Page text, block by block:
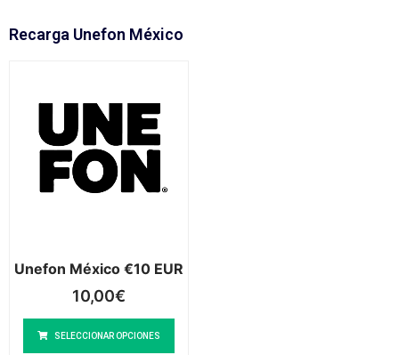
Recarga Unefon México
Unefon México €10 EUR
10,00€
SELECCIONAR OPCIONES